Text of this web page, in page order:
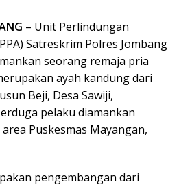
– Unit Perlindungan
Satreskrim Polres Jombang
seorang remaja pria
ayah kandung dari
Beji, Desa Sawiji,
pelaku diamankan
Puskesmas Mayangan,
pengembangan dari